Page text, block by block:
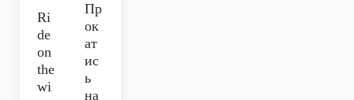
Ri
de
on
the
wi
Пр
ок
ат
ис
ь
на